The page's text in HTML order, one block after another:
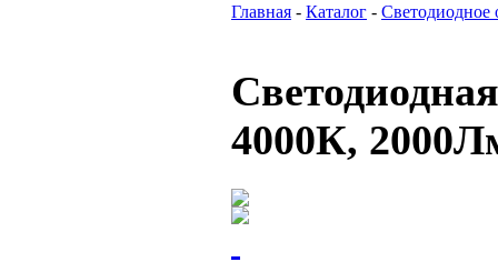
Главная - Каталог - Светодиодное
4000К,